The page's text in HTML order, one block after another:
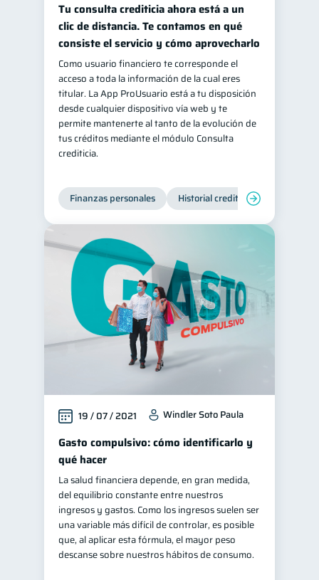
Tu consulta crediticia ahora está a un
clic de distancia. Te contamos en qué
consiste el servicio y cómo aprovecharlo
Como usuario financiero te corresponde el
acceso a toda la información de la cual eres
titular. La App ProUsuario está a tu disposición
desde cualquier dispositivo vía web y te
permite mantenerte al tanto de la evolución de
tus créditos mediante el módulo Consulta
crediticia.
Finanzas personales Historial crediticio
19 / 07 / 2021 Windler Soto Paula
Gasto compulsivo: cómo identificarlo y
qué hacer
La salud financiera depende, en gran medida,
del equilibrio constante entre nuestros
ingresos y gastos. Como los ingresos suelen ser
una variable más difícil de controlar, es posible
que, al aplicar esta fórmula, el mayor peso
descanse sobre nuestros hábitos de consumo.